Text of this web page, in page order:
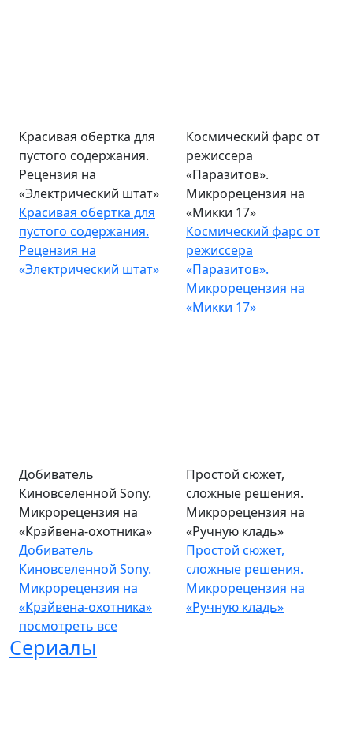
Красивая обертка для
пустого содержания.
Рецензия на
«Электрический штат»
Красивая обертка для
пустого содержания.
Рецензия на
«Электрический штат»
Космический фарс от
режиссера
«Паразитов».
Микрорецензия на
«Микки 17»
Космический фарс от
режиссера
«Паразитов».
Микрорецензия на
«Микки 17»
Добиватель
Киновселенной Sony.
Микрорецензия на
«Крэйвена-охотника»
Добиватель
Киновселенной Sony.
Микрорецензия на
«Крэйвена-охотника»
Простой сюжет,
сложные решения.
Микрорецензия на
«Ручную кладь»
Простой сюжет,
сложные решения.
Микрорецензия на
«Ручную кладь»
посмотреть все
Сериалы